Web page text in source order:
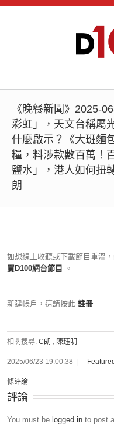
《晚餐新聞》2025-
彩虹」，天文台稱屬
什麼啟示？《大班麵
糧，料涉款數百萬！
鹽水」，港人如何扭
朗
如想線上收聽或下載節目重溫
買D100網台節目
。
新建帳戶，這請按此 註冊
相關搜尋: C朗 , 陳珏明
2025/06/23 19:00:38 --
條評論
評論
You must be logged in to post